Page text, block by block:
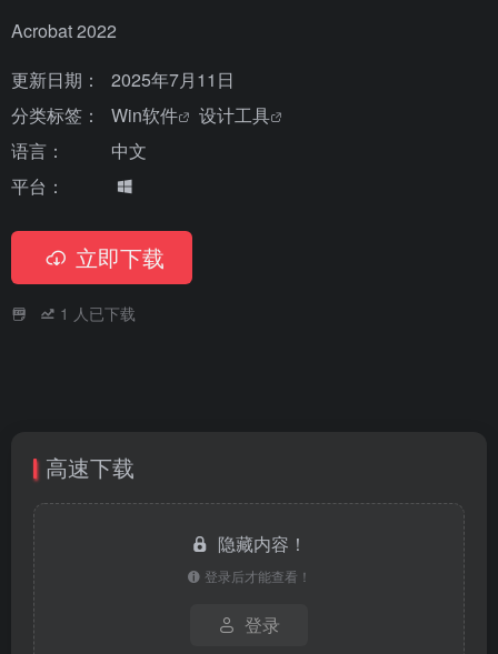
Acrobat 2022
更新日期：
2025年7月11日
分类标签：
Win软件
设计工具
语言：
中文
平台：
立即下载
1 人已下载
高速下载
隐藏内容！
登录后才能查看！
登录